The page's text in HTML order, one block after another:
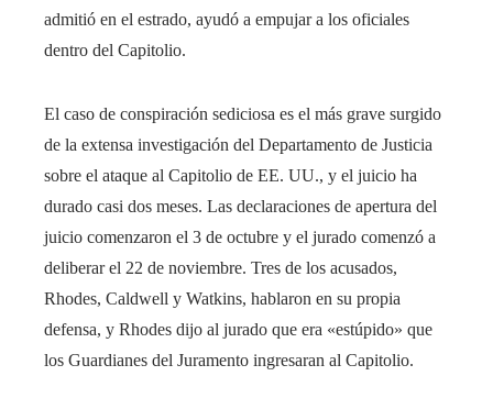
admitió en el estrado, ayudó a empujar a los oficiales
dentro del Capitolio.
El caso de conspiración sediciosa es el más grave surgido
de la extensa investigación del Departamento de Justicia
sobre el ataque al Capitolio de EE. UU., y el juicio ha
durado casi dos meses. Las declaraciones de apertura del
juicio comenzaron el 3 de octubre y el jurado comenzó a
deliberar el 22 de noviembre. Tres de los acusados,
Rhodes, Caldwell y Watkins, hablaron en su propia
defensa, y Rhodes dijo al jurado que era «estúpido» que
los Guardianes del Juramento ingresaran al Capitolio.